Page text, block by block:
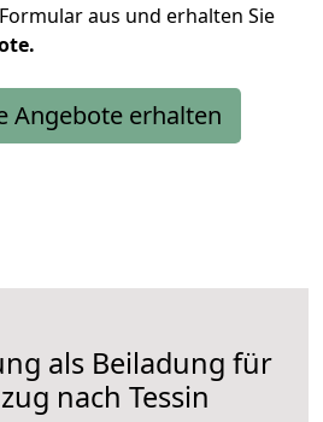
aus und erhalten Sie
Angebote erhalten
als Beiladung für
nach Tessin